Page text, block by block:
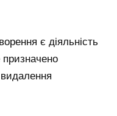
є діяльність
призначено